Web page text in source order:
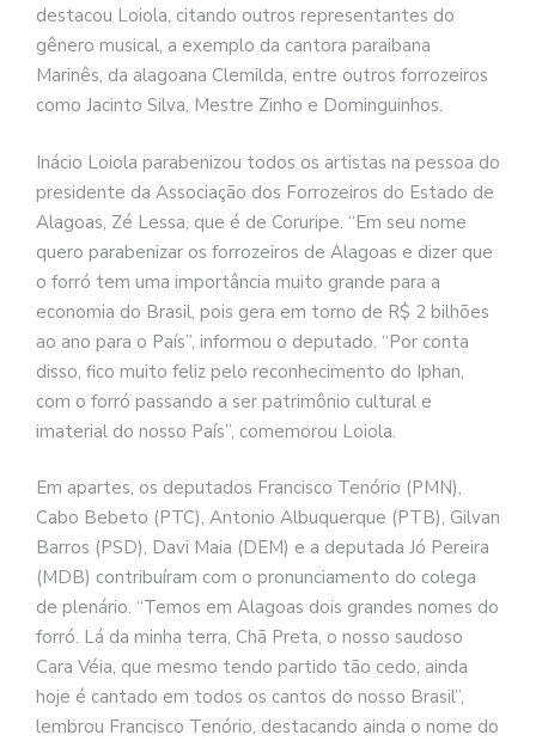
destacou Loiola, citando outros representantes do
gênero musical, a exemplo da cantora paraibana
Marinês, da alagoana Clemilda, entre outros forrozeiros
como Jacinto Silva, Mestre Zinho e Dominguinhos.
Inácio Loiola parabenizou todos os artistas na pessoa do
presidente da Associação dos Forrozeiros do Estado de
Alagoas, Zé Lessa, que é de Coruripe. “Em seu nome
quero parabenizar os forrozeiros de Alagoas e dizer que
o forró tem uma importância muito grande para a
economia do Brasil, pois gera em torno de R$ 2 bilhões
ao ano para o País”, informou o deputado. “Por conta
disso, fico muito feliz pelo reconhecimento do Iphan,
com o forró passando a ser patrimônio cultural e
imaterial do nosso País”, comemorou Loiola.
Em apartes, os deputados Francisco Tenório (PMN),
Cabo Bebeto (PTC), Antonio Albuquerque (PTB), Gilvan
Barros (PSD), Davi Maia (DEM) e a deputada Jó Pereira
(MDB) contribuíram com o pronunciamento do colega
de plenário. “Temos em Alagoas dois grandes nomes do
forró. Lá da minha terra, Chã Preta, o nosso saudoso
Cara Véia, que mesmo tendo partido tão cedo, ainda
hoje é cantado em todos os cantos do nosso Brasil”,
lembrou Francisco Tenório, destacando ainda o nome do